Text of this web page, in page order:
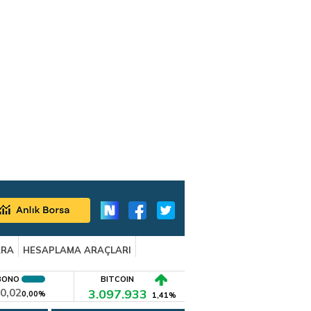
HESAPLAMA ARAÇLARI
0,00%
BITCOIN
3.097.933 1,41%